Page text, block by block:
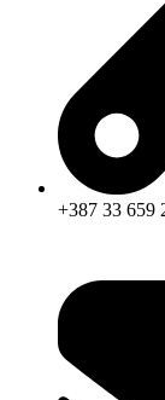
+387 33 659